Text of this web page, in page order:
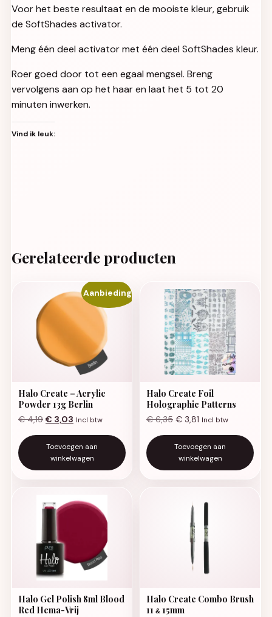
Voor het beste resultaat en de mooiste kleur, gebruik
de SoftShades activator.
Meng één deel activator met één deel SoftShades kleur.
Roer goed door tot een egaal mengsel. Breng
vervolgens aan op het haar en laat het 5 tot 20
minuten inwerken.
Vind ik leuk:
Gerelateerde producten
Aanbieding!
Halo Create – Acrylic
Powder 13g Berlin
€4,19 Oorspronkelijke prijs was: € 4,19.
€ 3,03 Huidige prijs is: € 3,03.
Incl btw
Toevoegen aan
winkelwagen
Halo Create Foil
Holographic Patterns
€6,35 € 3,81 Incl btw
Toevoegen aan
winkelwagen
Halo Gel Polish 8ml Blood
Red Hema-Vrij
Halo Create Combo Brush
11 & 15mm